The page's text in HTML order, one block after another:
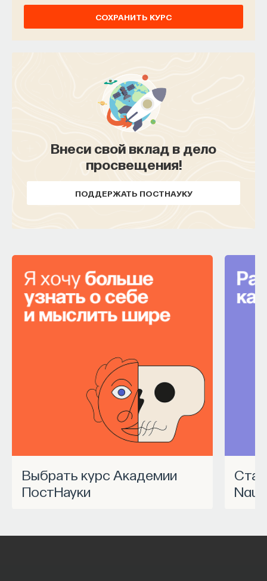
СОХРАНИТЬ КУРС
Внеси свой вклад в дело
просвещения!
ПОДДЕРЖАТЬ ПОСТНАУКУ
Выбрать курс Академии
ПостНауки
Станьте частью программы
просвещения!
ПОДДЕРЖАТЬ ПОСТНАУКУ